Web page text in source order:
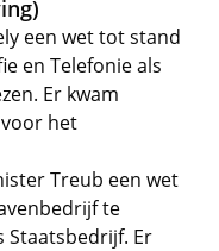
een wet tot stand
en Telefonie als
Er kwam
het
Treub een wet
te
Staatsbedrijf. Er